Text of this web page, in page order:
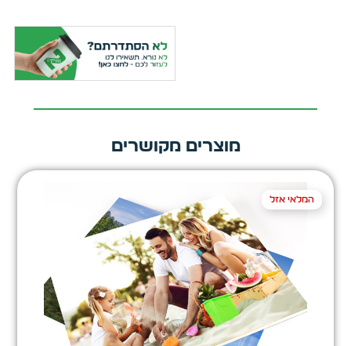
מוצרים מקושרים
המלאי אזל